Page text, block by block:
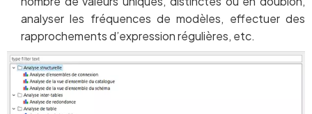
analyser les fréquences de modèles, effectuer des
rapprochements d’expression régulières, etc.